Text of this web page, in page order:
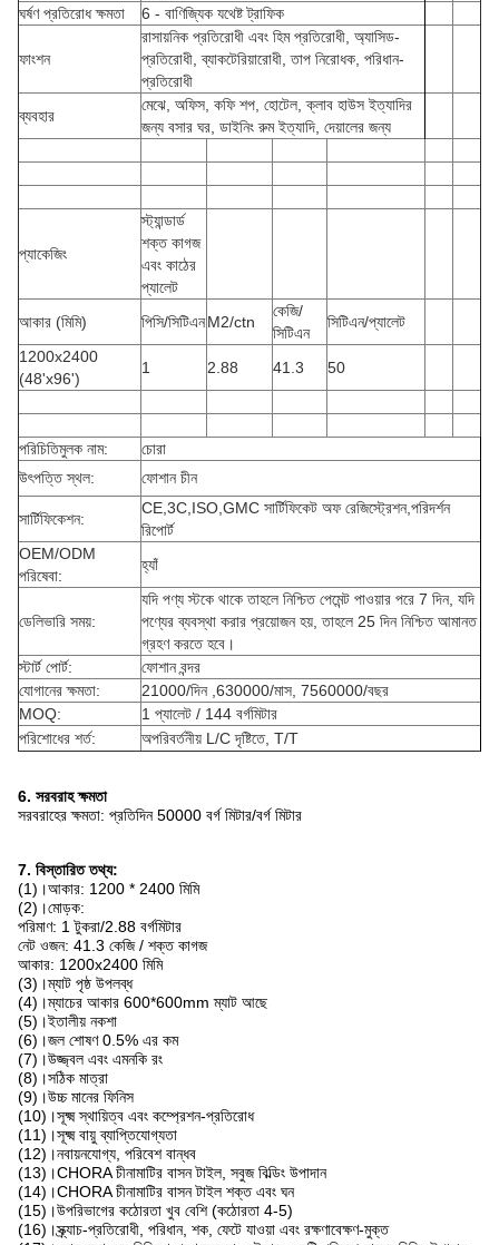
ঘর্ষণ প্রতিরোধ ক্ষমতা
6 - বাণিজ্যিক যথেষ্ট ট্রাফিক
ফাংশন
রাসায়নিক প্রতিরোধী এবং হিম প্রতিরোধী, অ্যাসিড-
প্রতিরোধী, ব্যাকটেরিয়ারোধী, তাপ নিরোধক, পরিধান-
প্রতিরোধী
ব্যবহার
মেঝে, অফিস, কফি শপ, হোটেল, ক্লাব হাউস ইত্যাদির
জন্য বসার ঘর, ডাইনিং রুম ইত্যাদি, দেয়ালের জন্য
প্যাকেজিং
স্ট্যান্ডার্ড
শক্ত কাগজ
এবং কাঠের
প্যালেট
আকার (মিমি)
পিসি/সিটিএনM2/ctn
কেজি/
সিটিএন
সিটিএন/প্যালেট
1200x2400
(48'x96')
1 2.88 41.3 50
পরিচিতিমুলক নাম:
চোরা
উৎপত্তি স্থল:
ফোশান চীন
সার্টিফিকেশন:
CE,3C,ISO,GMC সার্টিফিকেট অফ রেজিস্ট্রেশন,পরিদর্শন
রিপোর্ট
OEM/ODM
পরিষেবা:
হ্যাঁ
ডেলিভারি সময়:
যদি পণ্য স্টকে থাকে তাহলে নিশ্চিত পেমেন্ট পাওয়ার পরে 7 দিন, যদি
পণ্যের ব্যবস্থা করার প্রয়োজন হয়, তাহলে 25 দিন নিশ্চিত আমানত
গ্রহণ করতে হবে।
স্টার্ট পোর্ট:
ফোশান বন্দর
যোগানের ক্ষমতা:
21000/দিন ,630000/মাস, 7560000/বছর
MOQ:
1 প্যালেট / 144 বর্গমিটার
পরিশোধের শর্ত:
অপরিবর্তনীয় L/C দৃষ্টিতে, T/T
6. সরবরাহ ক্ষমতা
সরবরাহের ক্ষমতা: প্রতিদিন 50000 বর্গ মিটার/বর্গ মিটার
7. বিস্তারিত তথ্য:
(1)।আকার: 1200 * 2400 মিমি
(2)।মোড়ক:
পরিমাণ: 1 টুকরা/2.88 বর্গমিটার
নেট ওজন: 41.3 কেজি / শক্ত কাগজ
আকার: 1200x2400 মিমি
(3)।ম্যাট পৃষ্ঠ উপলব্ধ
(4)।ম্যাচের আকার 600*600mm ম্যাট আছে
(5)।ইতালীয় নকশা
(6)।জল শোষণ 0.5% এর কম
(7)।উজ্জ্বল এবং এমনকি রং
(8)।সঠিক মাত্রা
(9)।উচ্চ মানের ফিনিস
(10)।সূক্ষ্ম স্থায়িত্ব এবং কম্প্রেশন-প্রতিরোধ
(11)।সূক্ষ্ম বায়ু ব্যাপ্তিযোগ্যতা
(12)।নবায়নযোগ্য, পরিবেশ বান্ধব
(13)।CHORA চীনামাটির বাসন টাইল, সবুজ বিল্ডিং উপাদান
(14)।CHORA চীনামাটির বাসন টাইল শক্ত এবং ঘন
(15)।উপরিভাগের কঠোরতা খুব বেশি (কঠোরতা 4-5)
(16)।স্ক্র্যাচ-প্রতিরোধী, পরিধান, শক, ফেটে যাওয়া এবং রক্ষণাবেক্ষণ-মুক্ত